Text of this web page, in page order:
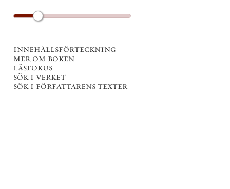
innehållsförteckning
mer om boken
läsfokus
sök i verket
sök i författarens texter